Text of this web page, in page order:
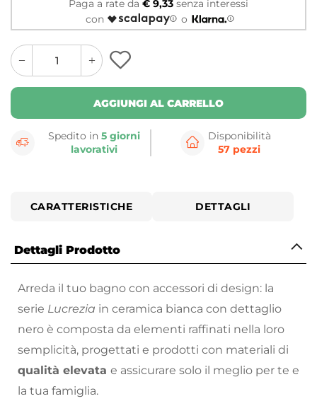
Paga a rate da € 9,33 senza interessi
con
o
quantity
button
quantity
minus
button
AGGIUNGI AL CARRELLO
Spedito in5 giorni
lavorativi
Disponibilità
57 pezzi
CARATTERISTICHE DETTAGLI
Dettagli Prodotto
Arreda il tuo bagno con accessori di design: la
serie Lucrezia in ceramica bianca con dettaglio
nero è composta da elementi raffinati nella loro
semplicità, progettati e prodotti con materiali di
qualità elevata e assicurare solo il meglio per te e
la tua famiglia.